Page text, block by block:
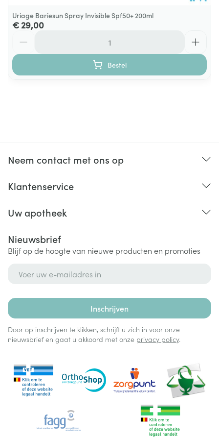
Uriage Bariesun Spray Invisible Spf50+ 200ml
€ 29,00
Bestel
Neem contact met ons op
Klantenservice
Uw apotheek
Nieuwsbrief
Blijf op de hoogte van nieuwe producten en promoties
Inschrijven
Door op inschrijven te klikken, schrijft u zich in voor onze
nieuwsbrief en gaat u akkoord met onze privacy policy.